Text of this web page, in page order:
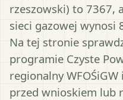
rzeszowski) to 7367,
sieci gazowej wynosi
Na tej stronie
programie Czyste
regionalny
przed wnioskiem lub